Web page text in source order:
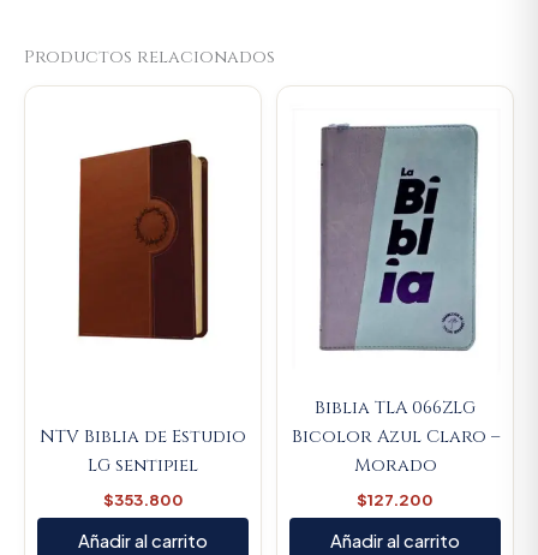
Productos relacionados
NTV Biblia de Estudio
LG sentipiel
$353.800
Añadir al carrito
Biblia TLA 066ZLG
Bicolor Azul Claro –
Morado
$127.200
Añadir al carrito